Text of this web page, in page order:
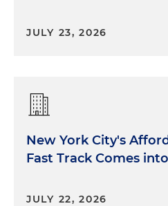
JULY 23, 2026
New York City's
Fast Track Comes
JULY 22, 2026